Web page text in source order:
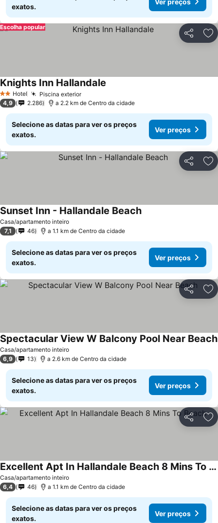
exatos.
Partilhar
Escolha popular
2 Estrelas
Hotel Piscina exterior
Knights Inn Hallandale
4,9 2.286 a 2.2 km de Centro da cidade
Selecione as datas para ver os preços
exatos.
Ver preços
Partilhar
Casa/apartamento inteiro
Sunset Inn - Hallandale Beach
7,1 46 a 1.1 km de Centro da cidade
Selecione as datas para ver os preços
exatos.
Ver preços
Partilhar
Casa/apartamento inteiro
Spectacular View W Balcony Pool Near Beach
6,9 13 a 2.6 km de Centro da cidade
Selecione as datas para ver os preços
exatos.
Ver preços
Partilhar
Casa/apartamento inteiro
Excellent Apt In Hallandale Beach 8 Mins To Beach
6,4 46 a 1.1 km de Centro da cidade
Selecione as datas para ver os preços
exatos.
Ver preços